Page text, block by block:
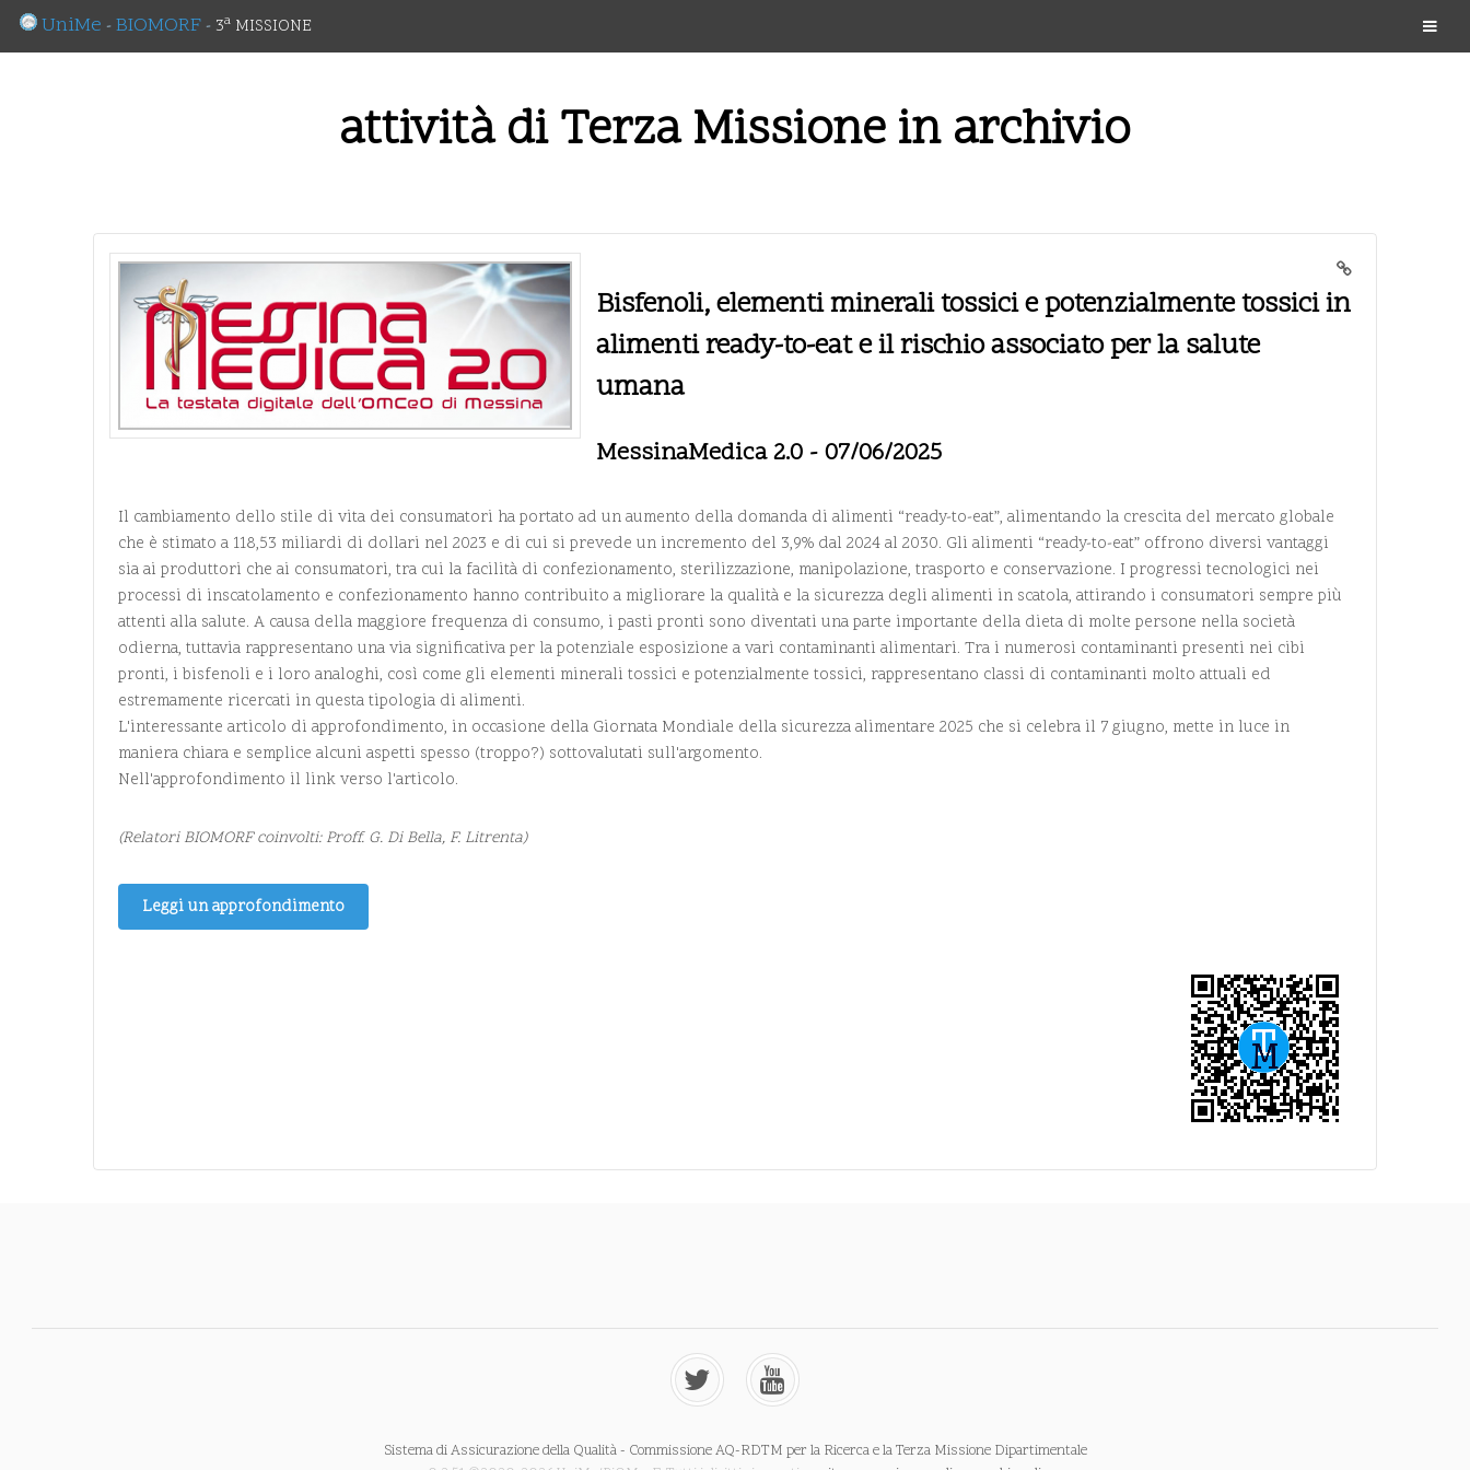
UniMe -BIOMORF- 3a MISSIONE
attività di Terza Missione in archivio
Bisfenoli, elementi minerali tossici e potenzialmente tossici in
alimenti ready-to-eat e il rischio associato per la salute
umana
MessinaMedica 2.0 - 07/06/2025
Il cambiamento dello stile di vita dei consumatori ha portato ad un aumento della domanda di alimenti “ready-to-eat”, alimentando la crescita del mercato globale
che è stimato a 118,53 miliardi di dollari nel 2023 e di cui si prevede un incremento del 3,9% dal 2024 al 2030. Gli alimenti “ready-to-eat” offrono diversi vantaggi
sia ai produttori che ai consumatori, tra cui la facilità di confezionamento, sterilizzazione, manipolazione, trasporto e conservazione. I progressi tecnologici nei
processi di inscatolamento e confezionamento hanno contribuito a migliorare la qualità e la sicurezza degli alimenti in scatola, attirando i consumatori sempre più
attenti alla salute. A causa della maggiore frequenza di consumo, i pasti pronti sono diventati una parte importante della dieta di molte persone nella società
odierna, tuttavia rappresentano una via significativa per la potenziale esposizione a vari contaminanti alimentari. Tra i numerosi contaminanti presenti nei cibi
pronti, i bisfenoli e i loro analoghi, così come gli elementi minerali tossici e potenzialmente tossici, rappresentano classi di contaminanti molto attuali ed
estremamente ricercati in questa tipologia di alimenti.
L'interessante articolo di approfondimento, in occasione della Giornata Mondiale della sicurezza alimentare 2025 che si celebra il 7 giugno, mette in luce in
maniera chiara e semplice alcuni aspetti spesso (troppo?) sottovalutati sull'argomento.
Nell'approfondimento il link verso l'articolo.
(Relatori BIOMORF coinvolti: Proff. G. Di Bella, F. Litrenta)
Leggi un approfondimento
Sistema di Assicurazione della Qualità - Commissione AQ-RDTM per la Ricerca e la Terza Missione Dipartimentale